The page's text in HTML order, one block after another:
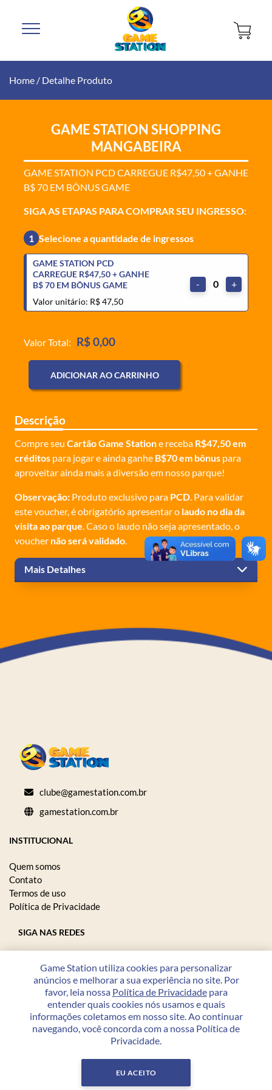
Home / Detalhe Produto
GAME STATION SHOPPING
MANGABEIRA
GAME STATION PCD CARREGUE R$47,50 + GANHE
B$ 70 EM BÔNUS GAME
SIGA AS ETAPAS PARA COMPRAR SEU INGRESSO:
1 Selecione a quantidade de ingressos
GAME STATION PCD
CARREGUE R$47,50 + GANHE
B$ 70 EM BÔNUS GAME
Valor unitário: R$ 47,50
- 0 +
Valor Total: R$ 0,00
ADICIONAR AO CARRINHO
Descrição
Compre seu Cartão Game Statione receba R$47,50 em
créditos para jogar e ainda ganhe B$70 em bônus para
aproveitar ainda mais a diversão em nosso parque!
Observação: Produto exclusivo para PCD. Para validar
este voucher, é obrigatório apresentar o laudo no dia da
visita ao parque. Caso o laudo não seja apresentado, o
voucher não será validado.
Mais Detalhes
clube@gamestation.com.br
gamestation.com.br
INSTITUCIONAL
Quem somos
Contato
Termos de uso
Política de Privacidade
SIGA NAS REDES
FORMAS DE PAGAMENTO
os direitos reservados.
Game Station utiliza cookies para personalizar
anúncios e melhorar a sua experiência no site. Por
favor, leia nossa Política de Privacidadepara
entender quais cookies nós usamos e quais
informações coletamos em nosso site. Ao continuar
navegando, você concorda com a nossa Política de
Privacidade.
EU ACEITO